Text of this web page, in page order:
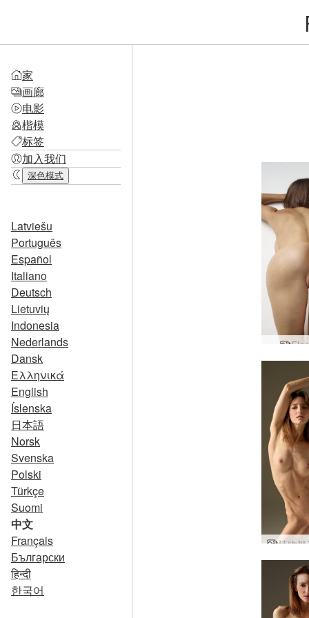
家
画廊
电影
楷模
标签
加入我们
深色模式
Latviešu
Português
Español
Italiano
Deutsch
Lietuvių
Indonesia
Nederlands
Dansk
Ελληνικά
English
Íslenska
日本語
Norsk
Svenska
Polski
Türkçe
Suomi
中文
Français
Български
हिन्दी
한국어